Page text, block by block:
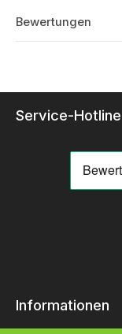
Bewertungen
Service-Hotline
Informationen